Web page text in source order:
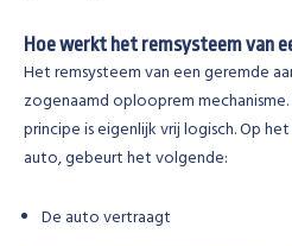
Hoe werkt het remsysteem van
Het remsysteem van een geremde
zogenaamd oplooprem
principe is eigenlijk vrij logisch.Op
auto, gebeurt het volgende:
De auto vertraagt